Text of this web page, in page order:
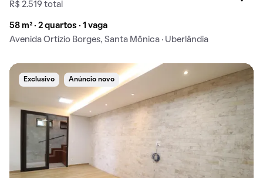
R$ 2.519 total
58 m² · 2 quartos · 1 vaga
Avenida Ortízio Borges, Santa Mônica · Uberlândia
Exclusivo Anúncio novo